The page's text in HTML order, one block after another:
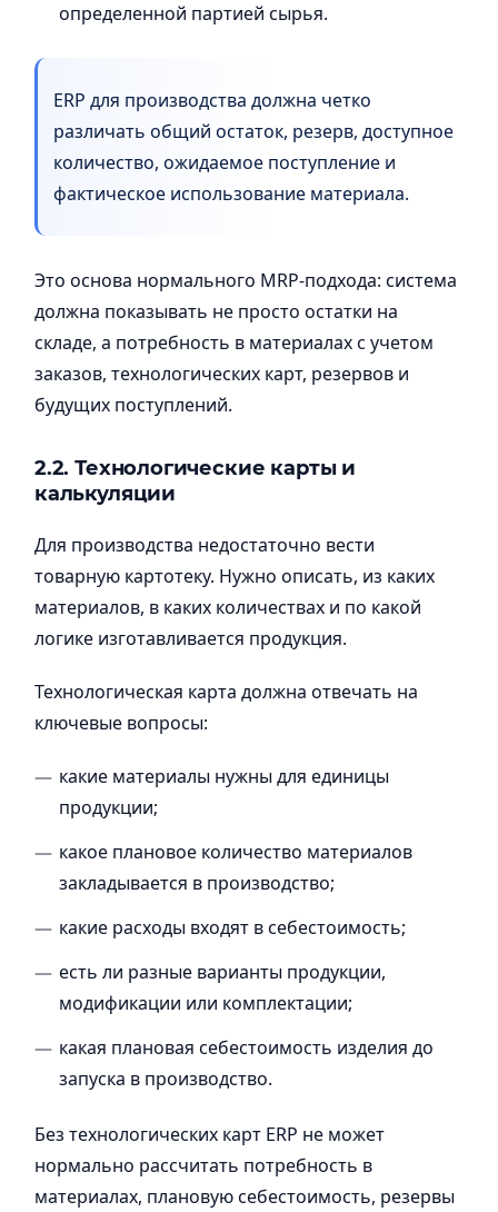
определенной партией сырья.
ERP для производства должна четко
различать общий остаток, резерв, доступное
количество, ожидаемое поступление и
фактическое использование материала.
Это основа нормального MRP-подхода: система
должна показывать не просто остатки на
складе, а потребность в материалах с учетом
заказов, технологических карт, резервов и
будущих поступлений.
2.2. Технологические карты и
калькуляции
Для производства недостаточно вести
товарную картотеку. Нужно описать, из каких
материалов, в каких количествах и по какой
логике изготавливается продукция.
Технологическая карта должна отвечать на
ключевые вопросы:
какие материалы нужны для единицы
продукции;
какое плановое количество материалов
закладывается в производство;
какие расходы входят в себестоимость;
есть ли разные варианты продукции,
модификации или комплектации;
какая плановая себестоимость изделия до
запуска в производство.
Без технологических карт ERP не может
нормально рассчитать потребность в
материалах, плановую себестоимость, резервы